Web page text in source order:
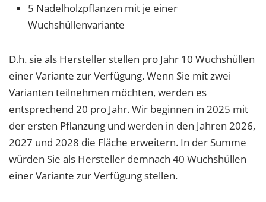
5 Nadelholzpflanzen mit je einer
Wuchshüllenvariante
D.h. sie als Hersteller stellen pro Jahr 10 Wuchshüllen
einer Variante zur Verfügung. Wenn Sie mit zwei
Varianten teilnehmen möchten, werden es
entsprechend 20 pro Jahr. Wir beginnen in 2025 mit
der ersten Pflanzung und werden in den Jahren 2026,
2027 und 2028 die Fläche erweitern. In der Summe
würden Sie als Hersteller demnach 40 Wuchshüllen
einer Variante zur Verfügung stellen.